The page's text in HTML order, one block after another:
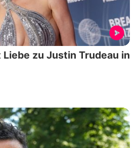
zu Justin Trudeau in